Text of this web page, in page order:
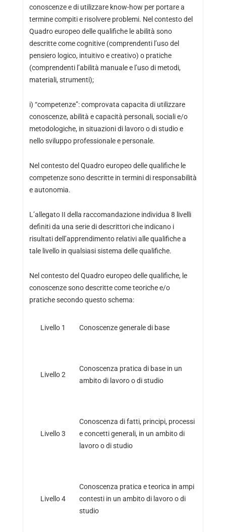
conoscenze e di utilizzare know-how per portare a
termine compiti e risolvere problemi. Nel contesto del
Quadro europeo delle qualifiche le abilità sono
descritte come cognitive (comprendenti l’uso del
pensiero logico, intuitivo e creativo) o pratiche
(comprendenti l’abilità manuale e l’uso di metodi,
materiali, strumenti);
i) “competenze”: comprovata capacita di utilizzare
conoscenze, abilità e capacità personali, sociali e/o
metodologiche, in situazioni di lavoro o di studio e
nello sviluppo professionale e personale.
Nel contesto del Quadro europeo delle qualifiche le
competenze sono descritte in termini di responsabilità
e autonomia.
L’allegato II della raccomandazione individua 8 livelli
definiti da una serie di descrittori che indicano i
risultati dell’apprendimento relativi alle qualifiche a
tale livello in qualsiasi sistema delle qualifiche.
Nel contesto del Quadro europeo delle qualifiche, le
conoscenze sono descritte come teoriche e/o
pratiche secondo questo schema:
Livello 1 Conoscenze generale di base
Livello 2
Conoscenza pratica di base in un
ambito di lavoro o di studio
Livello 3
Conoscenza di fatti, principi, processi
e concetti generali, in un ambito di
lavoro o di studio
Livello 4
Conoscenza pratica e teorica in ampi
contesti in un ambito di lavoro o di
studio